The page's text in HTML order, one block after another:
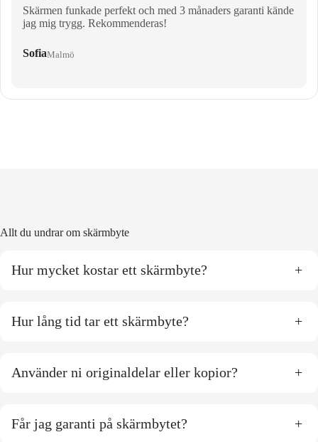
Skärmen funkade perfekt och med 3 månaders garanti kände
jag mig trygg. Rekommenderas!
SofiaMalmö
Allt du undrar om skärmbyte
Hur mycket kostar ett skärmbyte? +
Hur lång tid tar ett skärmbyte? +
Använder ni originaldelar eller kopior? +
Får jag garanti på skärmbytet? +